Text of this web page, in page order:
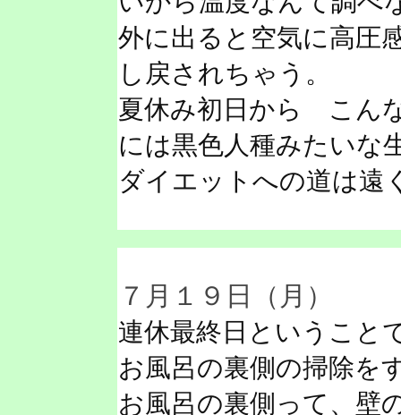
外に出ると空気に高圧
し戻されちゃう。
夏休み初日から こん
には黒色人種みたいな
ダイエットへの道は遠
７月１９日（月）
連休最終日ということ
お風呂の裏側の掃除を
お風呂の裏側って、壁